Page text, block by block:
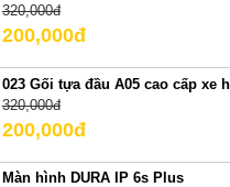
320,000đ
200,000đ
023 Gối tựa đầu A05 cao cấp xe
320,000đ
200,000đ
Màn hình DURA IP 6s Plus